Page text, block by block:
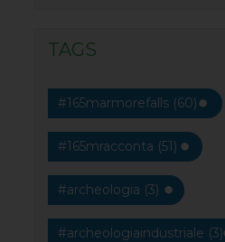
TAGS
#165marmorefalls (60)
#165mracconta (51)
#archeologia (3)
#archeologiaindustriale (3)